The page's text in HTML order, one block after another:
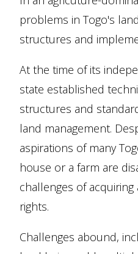
problems in Togo's
structures and
At the time of its
state established
structures and
land management.
aspirations of many
house or a farm are
challenges of
rights.
Challenges abound,